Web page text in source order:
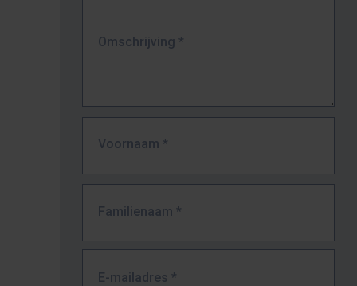
Omschrijving *
Voornaam *
Familienaam *
E-mailadres *